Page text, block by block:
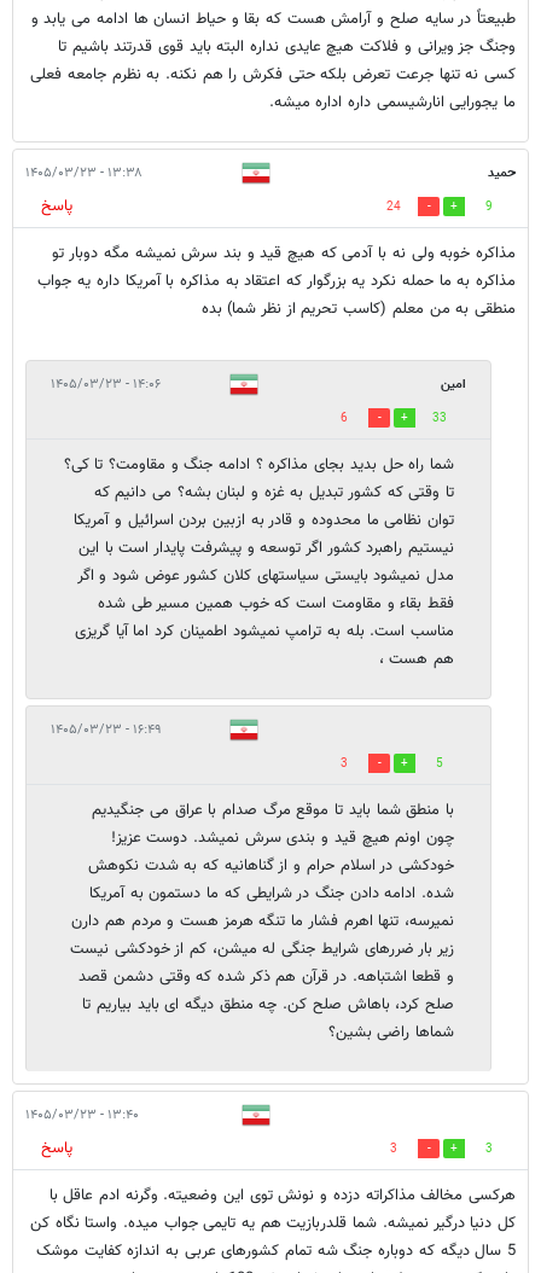
طبیعتاً در سایه صلح و آرامش هست که بقا و حیاط انسان ها ادامه می یابد و
وجنگ جز ویرانی و فلاکت هیچ عایدی نداره البته باید قوی قدرتند باشیم تا
کسی نه تنها جرعت تعرض بلکه حتی فکرش را هم نکنه. به نظرم جامعه فعلی
ما یجورایی انارشیسمی داره اداره میشه.
حمید ۱۳:۳۸ - ۱۴۰۵/۰۳/۲۳
9
24
پاسخ
مذاکره خوبه ولی نه با آدمی که هیچ قید و بند سرش نمیشه مگه دوبار تو
مذاکره به ما حمله نکرد یه بزرگوار که اعتقاد به مذاکره با آمریکا داره یه جواب
منطقی به من معلم (کاسب تحریم از نظر شما) بده
امین ۱۴:۰۶ - ۱۴۰۵/۰۳/۲۳
33
6
شما راه حل بدید بجای مذاکره ؟ ادامه جنگ و مقاومت؟ تا کی؟
تا وقتی که کشور تبدیل به غزه و لبنان بشه؟ می دانیم که
توان نظامی ما محدوده و قادر به ازبین بردن اسرائیل و آمریکا
نیستیم راهبرد کشور اگر توسعه و پیشرفت پایدار است با این
مدل نمیشود بایستی سیاستهای کلان کشور عوض شود و اگر
فقط بقاء و مقاومت است که خوب همین مسیر طی شده
مناسب است. بله به ترامپ نمیشود اطمینان کرد اما آیا گریزی
هم هست ،
۱۶:۴۹ - ۱۴۰۵/۰۳/۲۳
5
3
با منطق شما باید تا موقع مرگ صدام با عراق می جنگیدیم
چون اونم هیچ قید و بندی سرش نمیشد. دوست عزیز!
خودکشی در اسلام حرام و از گناهانیه که به شدت نکوهش
شده. ادامه دادن جنگ در شرایطی که ما دستمون به آمریکا
نمیرسه، تنها اهرم فشار ما تنگه هرمز هست و مردم هم دارن
زیر بار ضررهای شرایط جنگی له میشن، کم از خودکشی نیست
و قطعا اشتباهه. در قرآن هم ذکر شده که وقتی دشمن قصد
صلح کرد، باهاش صلح کن. چه منطق دیگه ای باید بیاریم تا
شماها راضی بشین؟
۱۳:۴۰ - ۱۴۰۵/۰۳/۲۳
3
3
پاسخ
هرکسی مخالف مذاکراته دزده و نونش توی این وضعیته. وگرنه ادم عاقل با
کل دنیا درگیر نمیشه. شما قلدربازیت هم یه تایمی جواب میده. واستا نگاه کن
5 سال دیگه که دوباره جنگ شه تمام کشورهای عربی به اندازه کفایت موشک